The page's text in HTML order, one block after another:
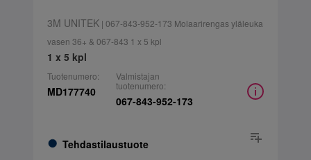
3M UNITEK| 067-843-952-173 Molaarirengas yläleuka
vasen 36+ & 067-843 1 x 5 kpl
1 x 5 kpl
Tuotenumero:
MD177740
Tehdastilaustuote
Valmistajan
tuotenumero:
067-843-952-173